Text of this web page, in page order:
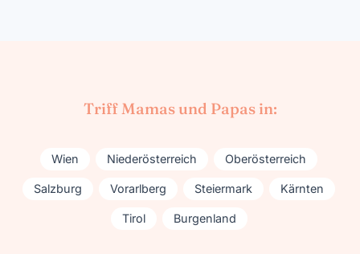
Triff Mamas und Papas in:
Wien Niederösterreich Oberösterreich
Salzburg Vorarlberg Steiermark Kärnten
Tirol Burgenland